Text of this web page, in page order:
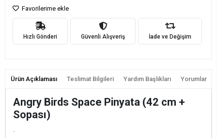
Favorilerime ekle
Hızlı Gönderi Güvenli Alışveriş İade ve Değişim
Ürün Açıklaması Teslimat Bilgileri Yardım Başlıkları Yorumlar
Angry Birds Space Pinyata (42 cm +
Sopası)
.